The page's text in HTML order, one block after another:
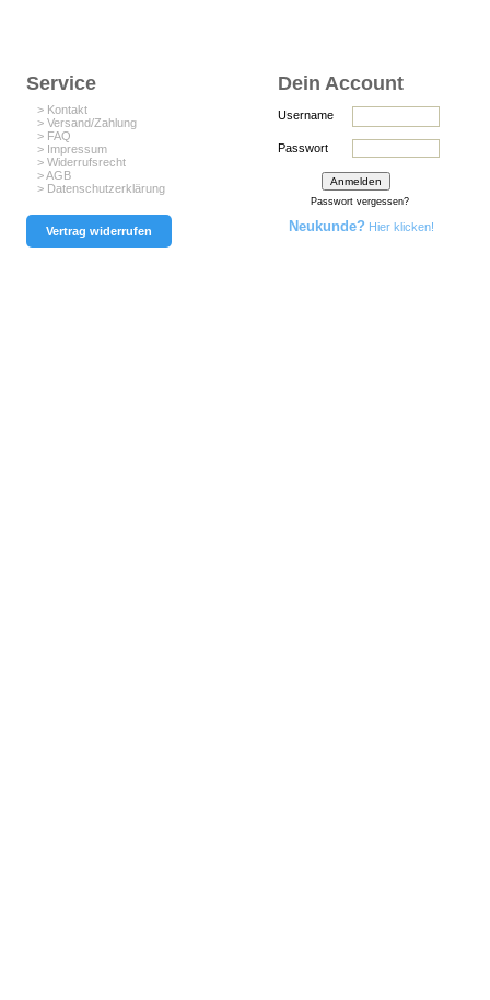
Service
> Kontakt
> Versand/Zahlung
> FAQ
> Impressum
> Widerrufsrecht
> AGB
> Datenschutzerklärung
Vertrag widerrufen
Dein Account
Username
Passwort
Passwort vergessen?
Neukunde? Hier klicken!